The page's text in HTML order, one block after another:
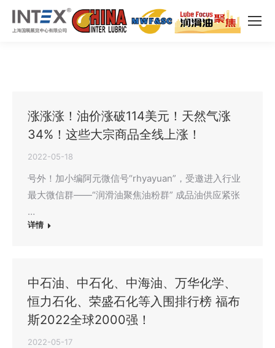
涨涨涨！油价涨破114美元！天然气涨
34%！这些大宗商品全线上涨！
2022-05-18
号外！加小编阿元微信号“rhyayuan”，受邀进入行业
最大微信群——“润滑油聚焦油粉群” 成品油供应紧张
…
详情
中石油、中石化、中海油、万华化学、
恒力石化、荣盛石化等入围排行榜 福布
斯2022全球2000强！
2022-05-17